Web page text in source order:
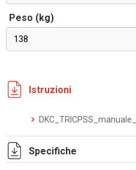
Peso (kg)
138
Istruzioni
Specifiche